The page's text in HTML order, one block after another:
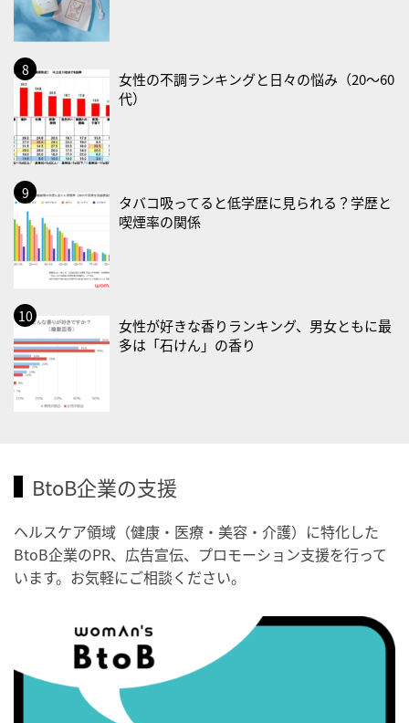
・健康増進普及月間
・歯ヂカラ探究月間
・職場の健康診断実施強化月間
・大腸がん検診の日
・防災の日
2026/09/02(水)
・がん征圧月間
・世界アルツハイマー月間
・健康増進普及月間
・歯ヂカラ探究月間
・職場の健康診断実施強化月間
2026/09/03(木)
・がん征圧月間
・世界アルツハイマー月間
・健康増進普及月間
・秋の睡眠の日
・がん征圧月間
・世界アルツハイマー月間
・健康増進普及月間
・職場の健康診断実施強化月間
・世界性の健康デー
2026/09/05(土)
女性の不調ランキングと日々の悩み（20〜60
代）
タバコ吸ってると低学歴に見られる？学歴と
喫煙率の関係
女性が好きな香りランキング、男女ともに最
多は「石けん」の香り
BtoB企業の支援
ヘルスケア領域（健康・医療・美容・介護）に特化した
BtoB企業のPR、広告宣伝、プロモーション支援を行って
います。お気軽にご相談ください。